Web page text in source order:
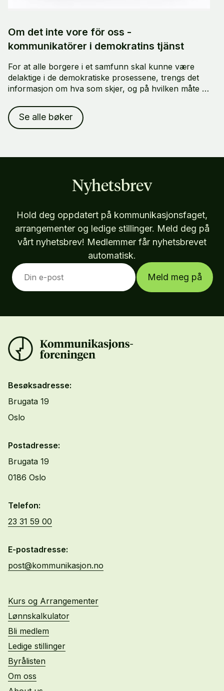
Om det inte vore för oss -
kommunikatörer i demokratins tjänst
For at alle borgere i et samfunn skal kunne være
delaktige i de demokratiske prosessene, trengs det
informasjon om hva som skjer, og på hvilken måte vi
gir oss denne informasjonen, og hvordan?
Se alle bøker
Nyhetsbrev
Hold deg oppdatert på kommunikasjonsfaget,
arrangementer og ledige stillinger. Meld deg på
vårt nyhetsbrev! Medlemmer får nyhetsbrevet
automatisk.
Meld meg på
Besøksadresse:
Brugata 19
Oslo
Postadresse:
Brugata 19
0186 Oslo
Telefon:
23 31 59 00
E-postadresse:
post@kommunikasjon.no
Kurs og Arrangementer
Lønnskalkulator
Bli medlem
Ledige stillinger
Byrålisten
Om oss